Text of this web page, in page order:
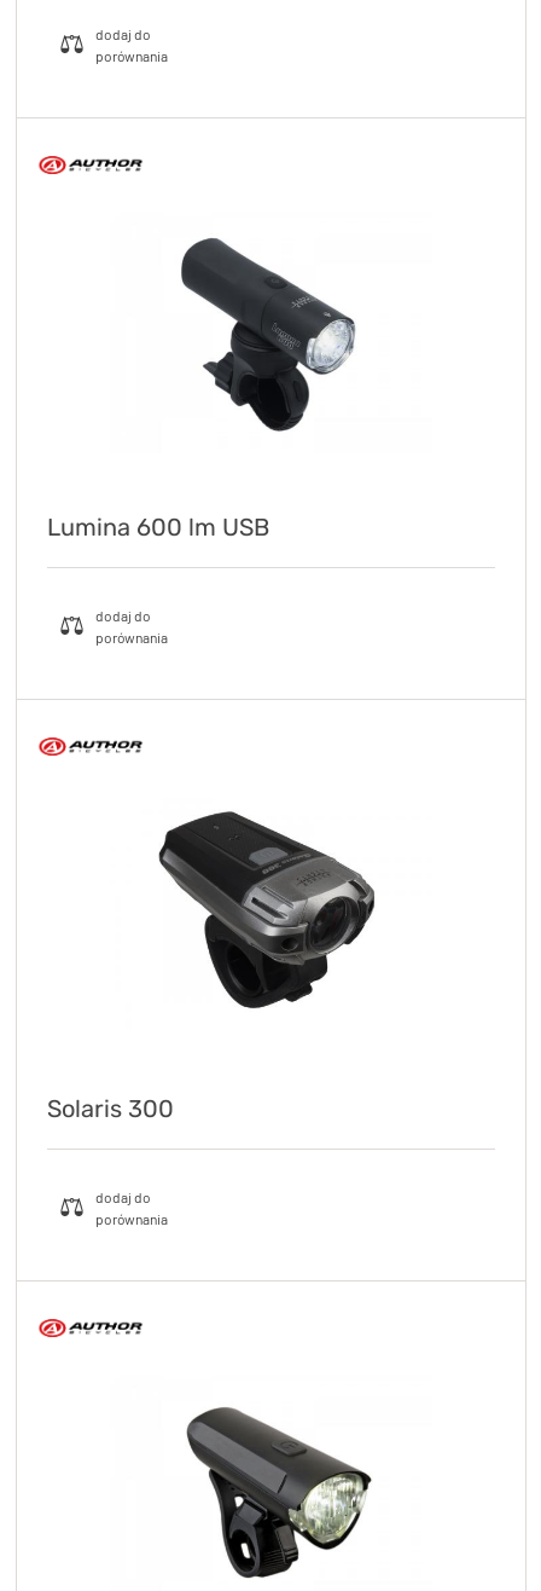
Lumina 600 lm USB
Solaris 300